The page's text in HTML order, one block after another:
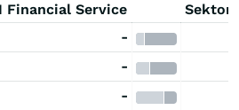
Financial Service
-
-
-